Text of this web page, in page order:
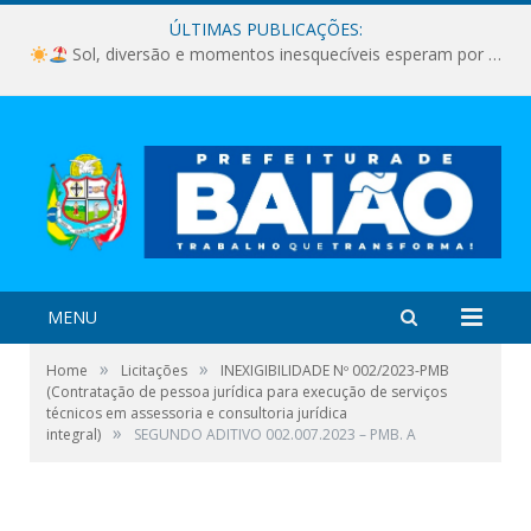
ÚLTIMAS PUBLICAÇÕES:
Sol, diversão e momentos inesquecíveis esperam por você!
MENU
Home » Licitações »
INEXIGIBILIDADE Nº 002/2023-PMB
(Contratação de pessoa jurídica para execução de serviços
técnicos em assessoria e consultoria jurídica
integral) » SEGUNDO ADITIVO 002.007.2023 – PMB. A